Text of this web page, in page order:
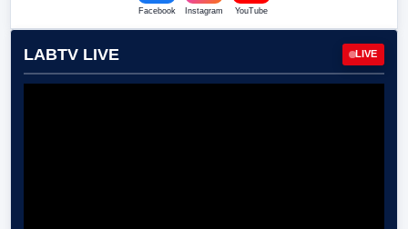
Facebook Instagram YouTube
LABTV LIVE LIVE